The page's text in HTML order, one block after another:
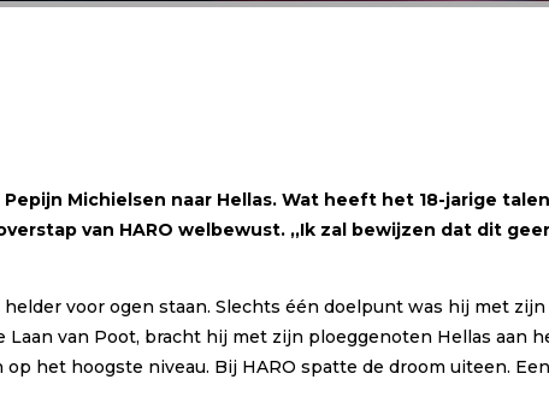
Michielsen naar Hellas. Wat heeft het 18-jarige
van HARO welbewust. ,,Ik zal bewijzen dat dit
voor ogen staan. Slechts één doelpunt was hij met
van Poot, bracht hij met zijn ploeggenoten Hellas aan
het hoogste niveau. Bij HARO spatte de droom uiteen.